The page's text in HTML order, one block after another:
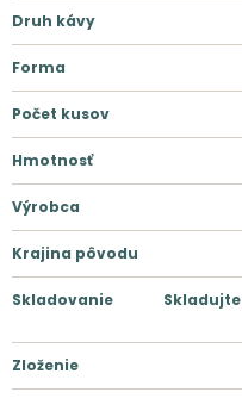
Druh kávy
Forma
Počet kusov
Hmotnosť
Výrobca
Krajina pôvodu
Skladovanie
Zloženie